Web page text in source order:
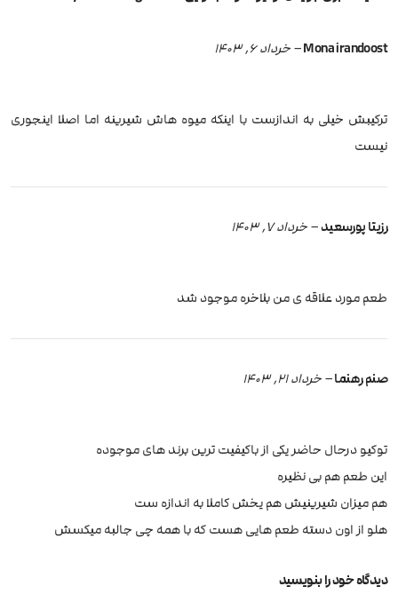
Mona irandoost
– خرداد 6, 1403
ترکیبش خیلی به اندازست با اینکه میوه هاش شیرینه اما اصلا اینجوری
نیست
رزیتا پورسعید–خرداد 7, 1403
طعم مورد علاقه ی من بلاخره موجود شد
صنم رهنما– خرداد 21, 1403
توکیو درحال حاضر یکی از باکیفیت ترین برند های موجوده
این طعم هم بی نظیره
هم میزان شیرینیش هم یخش کاملا به اندازه ست
هلو از اون دسته طعم هایی هست که با همه چی جالبه میکسش
دیدگاه خود را بنویسید